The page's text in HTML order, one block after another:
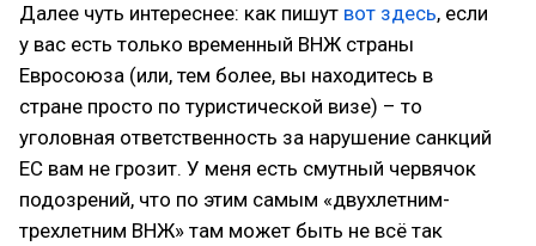
Далее чуть интереснее: как пишут вот здесь, если
у вас есть только временный ВНЖ страны
Евросоюза (или, тем более, вы находитесь в
стране просто по туристической визе) – то
уголовная ответственность за нарушение санкций
ЕС вам не грозит. У меня есть смутный червячок
подозрений, что по этим самым «двухлетним-
трехлетним ВНЖ» там может быть не всё так